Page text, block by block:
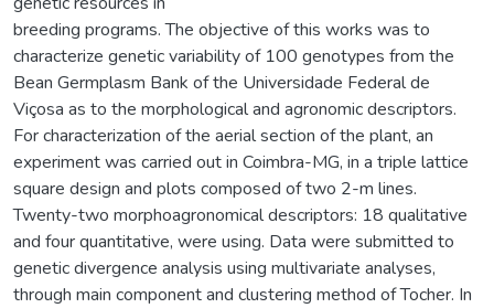
breeding programs. The objective of this works was to
characterize genetic variability of 100 genotypes from the
Bean Germplasm Bank of the Universidade Federal de
Viçosa as to the morphological and agronomic descriptors.
For characterization of the aerial section of the plant, an
experiment was carried out in Coimbra-MG, in a triple lattice
square design and plots composed of two 2-m lines.
Twenty-two morphoagronomical descriptors: 18 qualitative
and four quantitative, were using. Data were submitted to
genetic divergence analysis using multivariate analyses,
through main component and clustering method of Tocher. In